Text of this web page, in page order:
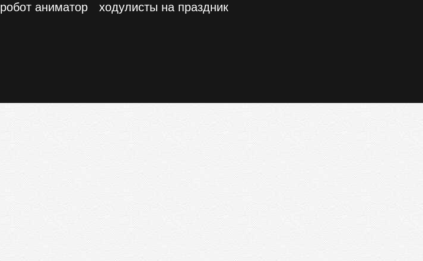
робот аниматор ходулисты на праздник